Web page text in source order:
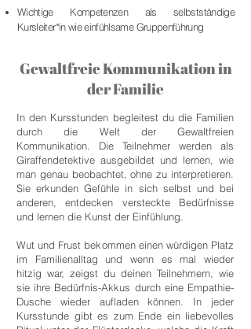
Wichtige Kompetenzen als selbstständige
Kursleiter*in wie einfühlsame Gruppenführung
Gewaltfreie Kommunikation in
der Familie
In den Kursstunden begleitest du die Familien
durch die Welt der Gewaltfreien
Kommunikation. Die Teilnehmer werden als
Giraffendetektive ausgebildet und lernen, wie
man genau beobachtet, ohne zu interpretieren.
Sie erkunden Gefühle in sich selbst und bei
anderen, entdecken versteckte Bedürfnisse
und lernen die Kunst der Einfühlung.
Wut und Frust bekommen einen würdigen Platz
im Familienalltag und wenn es mal wieder
hitzig war, zeigst du deinen Teilnehmern, wie
sie ihre Bedürfnis-Akkus durch eine Empathie-
Dusche wieder aufladen können. In jeder
Kursstunde gibt es zum Ende ein liebevolles